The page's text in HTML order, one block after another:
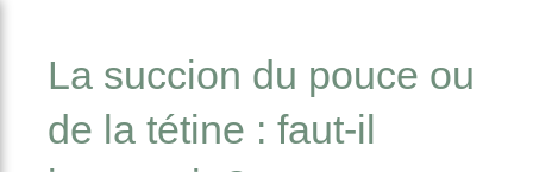
La succion du pouce ou
de la tétine : faut-il